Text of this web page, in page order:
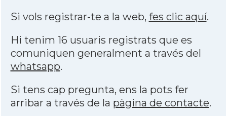
Si vols registrar-te a la web, fes clic aquí.
Hi tenim 16 usuaris registrats que es
comuniquen generalment a través del
whatsapp.
Si tens cap pregunta, ens la pots fer
arribar a través de la pàgina de contacte.